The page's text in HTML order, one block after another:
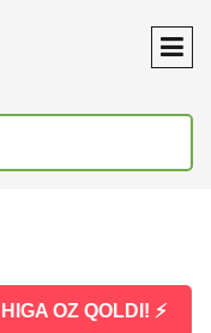
OZ QOLDI! ⚡